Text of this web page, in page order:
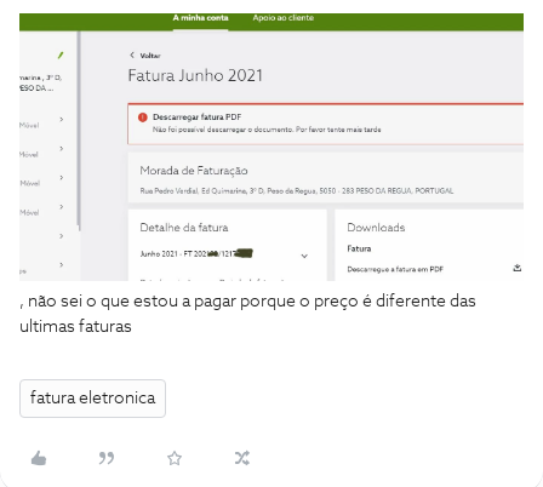
, não sei o que estou a pagar porque o preço é diferente das
ultimas faturas
fatura eletronica